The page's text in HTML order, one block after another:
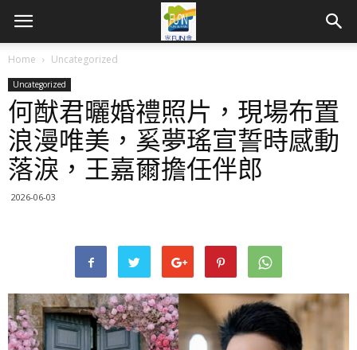
Home Uncategorized
Uncategorized
何猷君曬婚禮照片，現場布置
浪漫唯美，奚夢瑤宣誓時感動
落淚，王嘉爾擔任伴郎
2026-06-03